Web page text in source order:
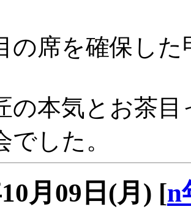
の席を確保し
の本気とお茶
でした。
月09日(月) [n